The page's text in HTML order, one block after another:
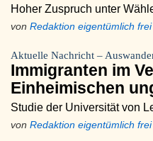
Hoher Zuspruch unter
von Redaktion eigentümlich frei
Aktuelle Nachricht –
Immigranten im
Einheimischen
Studie der Universität von
von Redaktion eigentümlich frei